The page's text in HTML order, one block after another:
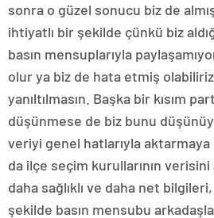
sonra o güzel sonucu biz de
ihtiyatlı bir şekilde çünkü biz
basın mensuplarıyla
olur ya biz de hata etmiş
yanıltılmasın. Başka bir kısım
düşünmese de biz bunu
veriyi genel hatlarıyla aktarmaya
da ilçe seçim kurullarının
daha sağlıklı ve daha net
şekilde basın mensubu